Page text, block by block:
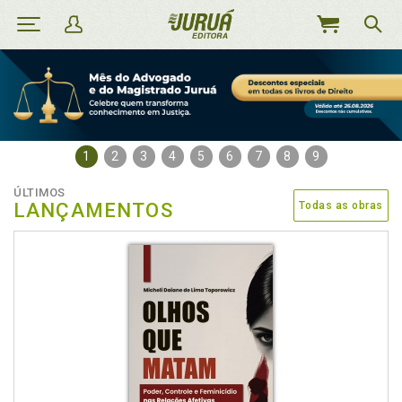
MEU
1 2 3 4 5 6 7 8 9
ÚLTIMOS
LANÇAMENTOS Todas as obras